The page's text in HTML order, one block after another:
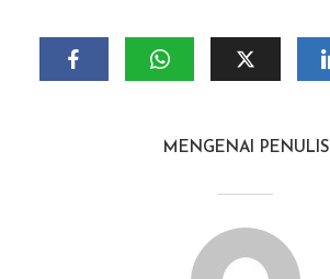
MENGENAI PENULIS